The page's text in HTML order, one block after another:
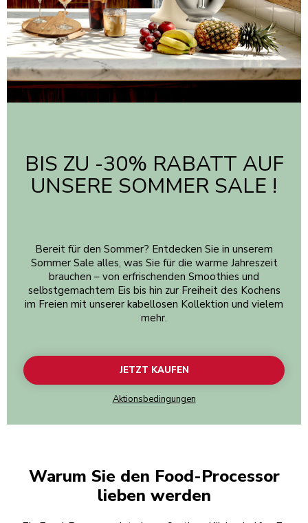
BIS ZU -30% RABATT AUF
UNSERE SOMMER SALE !
Bereit für den Sommer? Entdecken Sie in unserem
Sommer Sale alles, was Sie für die warme Jahreszeit
brauchen – von erfrischenden Smoothies und
selbstgemachtem Eis bis hin zur Freiheit des Kochens
im Freien mit unserer kabellosen Kollektion und vielem
mehr.
JETZT KAUFEN
Aktionsbedingungen
Warum Sie den Food-Processor
lieben werden